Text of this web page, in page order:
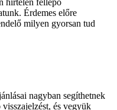
hirtelen fellépő
Érdemes előre
milyen gyorsan tud
nagyban segíthetnek
és vegyük